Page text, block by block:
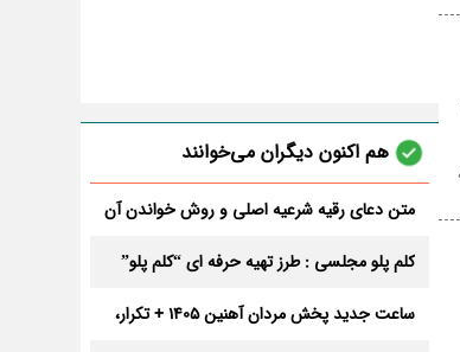
هم اکنون دیگران می‌خوانند
متن دعای رقیه شرعیه اصلی و روش خواندن آن
کلم پلو مجلسی : طرز تهیه حرفه ای “کلم پلو”
ساعت جدید پخش مردان آهنین 1405 + تکرار،